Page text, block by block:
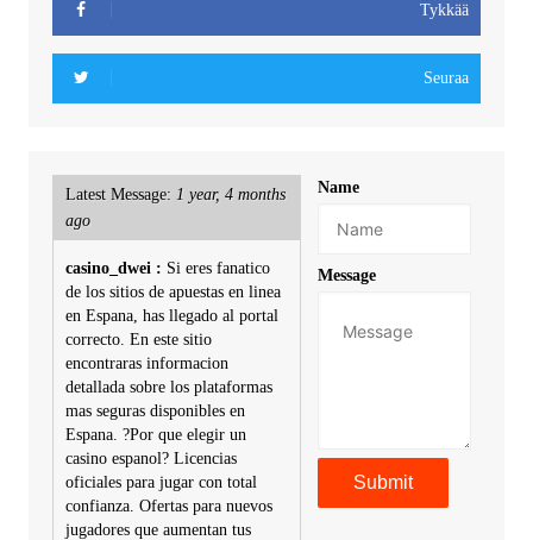
Tykkää
Seuraa
Latest Message: 1 year, 4 months
ago
casino_dwei : Si eres fanatico
de los sitios de apuestas en linea
en Espana, has llegado al portal
correcto. En este sitio
encontraras informacion
detallada sobre los plataformas
mas seguras disponibles en
Espana. ?Por que elegir un
casino espanol? Licencias
oficiales para jugar con total
confianza. Ofertas para nuevos
jugadores que aumentan tus
Name
Message